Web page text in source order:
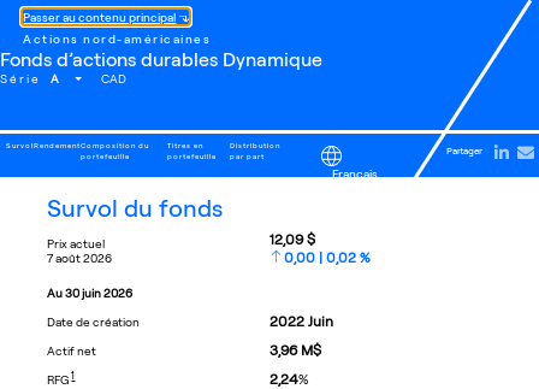
Passer au contenu principal
Actions nord-américaines
Fonds d’actions durables Dynamique
Série A CAD
SurvolRendementComposition du
portefeuille
Titres en
portefeuille
Distribution
par part
Français
Partager
survol du fonds
prix actuel
7 août 2026
12,09 $
0,00 | 0,02 %
au 30 juin 2026
date de création
2022 Juin
actif net 3,96 M$
RFG1 2,24%